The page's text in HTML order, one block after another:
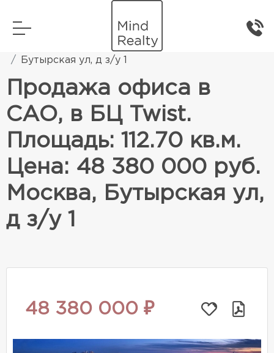
Коммерческая недвижимость
Бутырская ул, д з/у 1
Продажа офиса в
САО, в БЦ Twist.
Площадь: 112.70 кв.м.
Цена: 48 380 000 руб.
Москва, Бутырская ул,
д з/у 1
48 380 000 ₽